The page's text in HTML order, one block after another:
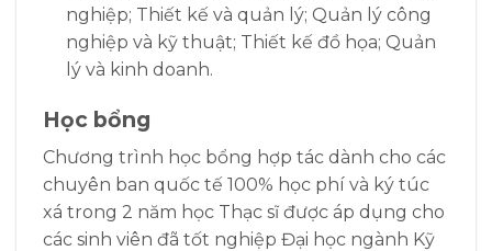
nghiệp; Thiết kế và quản lý; Quản lý công
nghiệp và kỹ thuật; Thiết kế đồ họa; Quản
lý và kinh doanh.
Học bổng
Chương trình học bổng hợp tác dành cho các
chuyên ban quốc tế 100% học phí và ký túc
xá trong 2 năm học Thạc sĩ được áp dụng cho
các sinh viên đã tốt nghiệp Đại học ngành Kỹ